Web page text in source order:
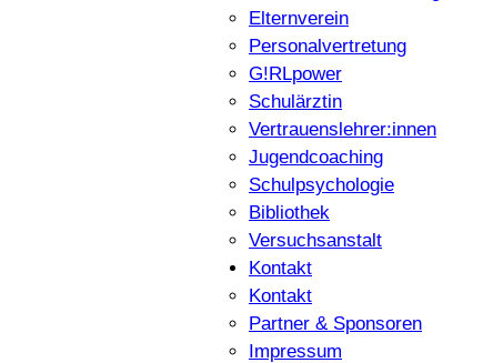
Elternverein
Personalvertretung
G!RLpower
Schulärztin
Vertrauenslehrer:innen
Jugendcoaching
Schulpsychologie
Bibliothek
Versuchsanstalt
Kontakt
Kontakt
Partner & Sponsoren
Impressum